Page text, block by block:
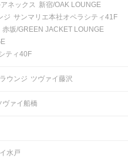
ネックス 新宿/OAK LOUNGE
ジ サンマリエ本社オペラシティ41F
赤坂/GREEN JACKET LOUNGE
ティ40F
ウンジ ツヴァイ藤沢
ヴァイ船橋
水戸